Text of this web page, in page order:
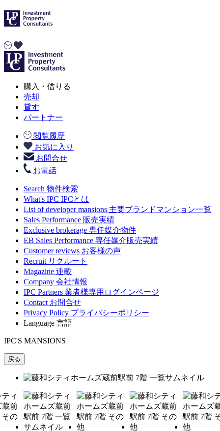
購入・借りる
売却
貸す
パートナー
閲覧履歴
お気に入り
お問合せ
お電話
Search 物件検索
What's IPC IPCとは
List of developer mansions 主要ブランドマンション一覧
Sales Performance 販売実績
Exclusive brokerage 専任媒介物件
EB Sales Performance 専任媒介販売実績
Customer reviews お客様の声
Recruit リクルート
Magazine 連載
Company 会社情報
IPC Partners 業者様専用ログインページ
Contact お問合せ
Privacy Policy プライバシーポリシー
Language 言語
IPC'S MANSIONS
戻る